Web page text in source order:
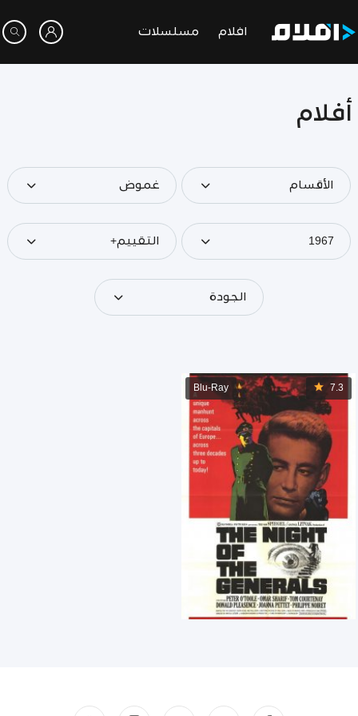
افلام مسلسلات
أفلام
الأقسام غموض
1967 التقييم+
الجودة
7.3
Blu-Ray